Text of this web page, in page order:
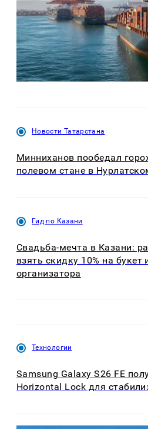
Новости Татарстана
Минниханов пообедал
полевом стане в
Гид по Казани
Свадьба-мечта в Казани:
взять скидку 10% на букет
организатора
Технологии
Samsung Galaxy S26 FE
Horizontal Lock для